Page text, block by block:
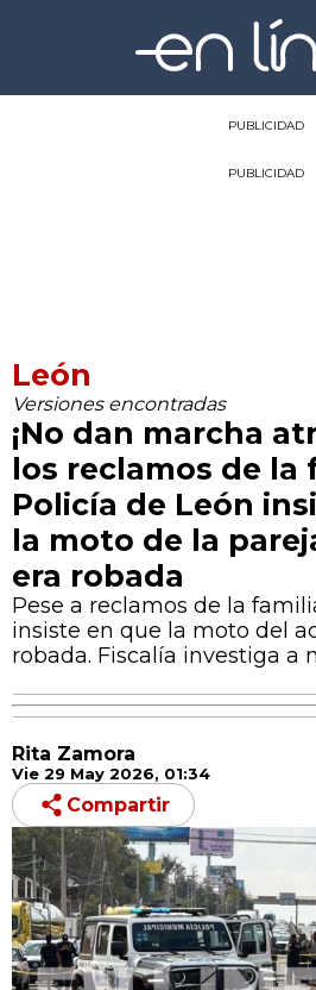
PUBLICIDAD
PUBLICIDAD
León
Versiones encontradas
¡No dan marcha
los reclamos de la
Policía de León
la moto de la
era robada
Pese a reclamos de la
insiste en que la moto del
robada. Fiscalía investiga a
Rita Zamora
Vie 29 May 2026, 01:34
Compartir